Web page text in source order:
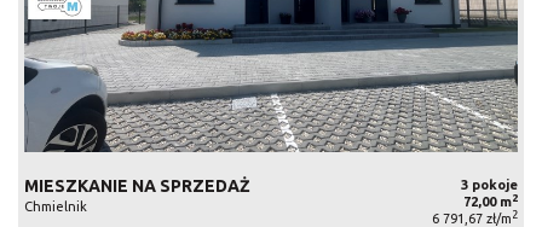
MIESZKANIE NA SPRZEDAŻ
Chmielnik
3 pokoje
72,00 m2
6 791,67 zł/m 2